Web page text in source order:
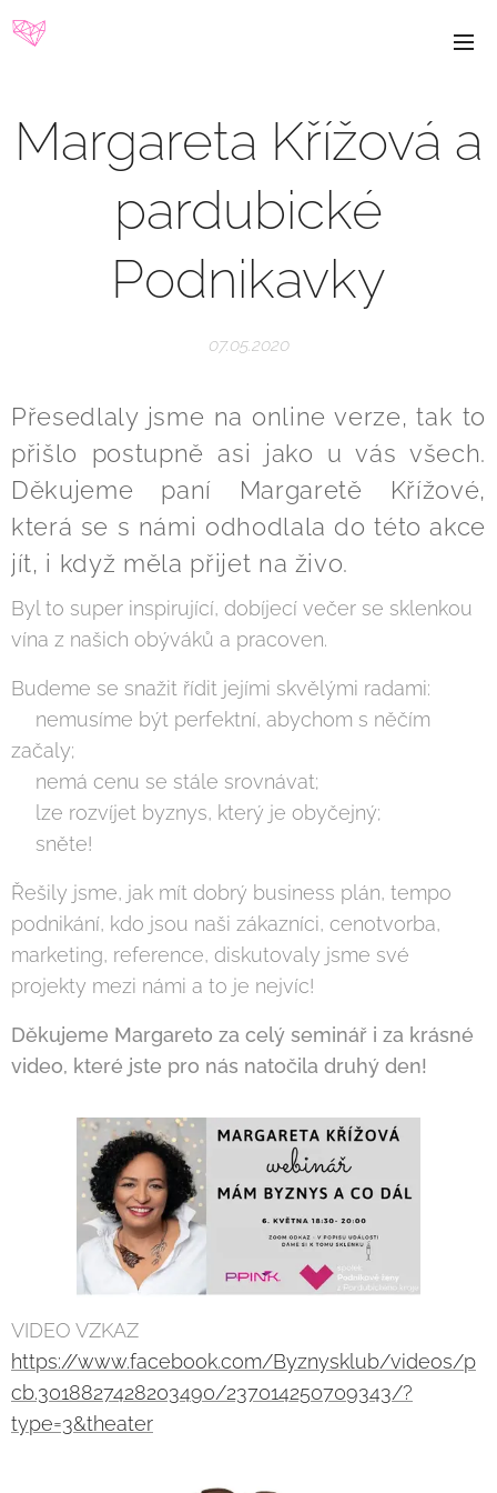
Margareta Křížová a
pardubické
Podnikavky
07.05.2020
Přesedlaly jsme na online verze, tak to
přišlo postupně asi jako u vás všech.
Děkujeme paní Margaretě Křížové,
která se s námi odhodlala do této akce
jít, i když měla přijet na živo.
Byl to super inspirující, dobíjecí večer se sklenkou
vína z našich obýváků a pracoven.
Budeme se snažit řídit jejími skvělými radami:
📍nemusíme být perfektní, abychom s něčím
začaly;
📍nemá cenu se stále srovnávat;
📍lze rozvíjet byznys, který je obyčejný;
📍sněte!
Řešily jsme, jak mít dobrý business plán, tempo
podnikání, kdo jsou naši zákazníci, cenotvorba,
marketing, reference, diskutovaly jsme své
projekty mezi námi a to je nejvíc!
Děkujeme Margareto za celý seminář i za krásné
video, které jste pro nás natočila druhý den!
VIDEO VZKAZ
https://www.facebook.com/Byznysklub/videos/p
cb.3018827428203490/237014250709343/?
type=3&theater